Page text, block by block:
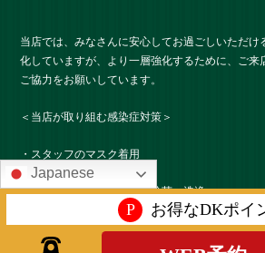
当店では、みなさんに安心してお過ごしいただけ
化していますが、より一層強化するために、ご来
ご協力をお願いしています。
＜当店が取り組む感染症対策＞
・スタッフのマスク着用
・店内や設備などの消毒、除菌、洗浄
・スタッフの検温
Japanese
P お得なDKポイ